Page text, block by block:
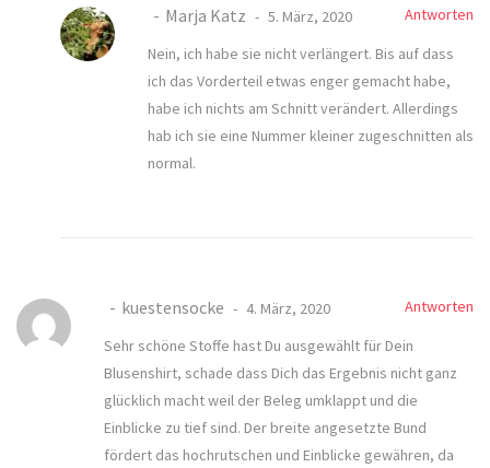
Marja Katz 5. März, 2020
Antworten
Nein, ich habe sie nicht verlängert. Bis auf dass
ich das Vorderteil etwas enger gemacht habe,
habe ich nichts am Schnitt verändert. Allerdings
hab ich sie eine Nummer kleiner zugeschnitten als
normal.
kuestensocke 4. März, 2020
Antworten
Sehr schöne Stoffe hast Du ausgewählt für Dein
Blusenshirt, schade dass Dich das Ergebnis nicht ganz
glücklich macht weil der Beleg umklappt und die
Einblicke zu tief sind. Der breite angesetzte Bund
fördert das hochrutschen und Einblicke gewähren, da